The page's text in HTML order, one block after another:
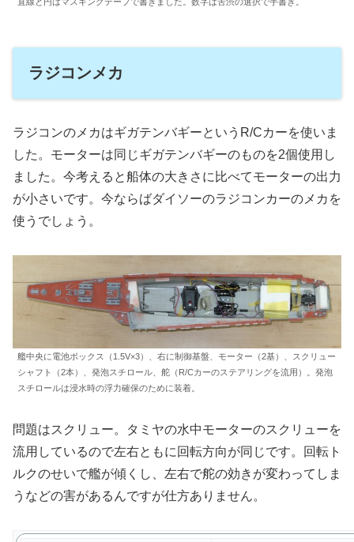
ラジコンメカ
ラジコンのメカはギガテンバギーというR/Cカーを使いま
した。モーターは同じギガテンバギーのものを2個使用し
ました。今考えると船体の大きさに比べてモーターの出力
が小さいです。今ならばダイソーのラジコンカーのメカを
使うでしょう。
艦中央に電池ボックス（1.5V×3）、右に制御基盤、モーター（2基）、スクリュー
シャフト（2本）、発泡スチロール、舵（R/Cカーのステアリングを流用）。発泡
スチロールは浸水時の浮力確保のために装着。
問題はスクリュー。タミヤの水中モーターのスクリューを
流用しているので左右ともに回転方向が同じです。回転ト
ルクのせいで艦が傾くし、左右で舵の効きが変わってしま
うなどの害があるんですが仕方ありません。